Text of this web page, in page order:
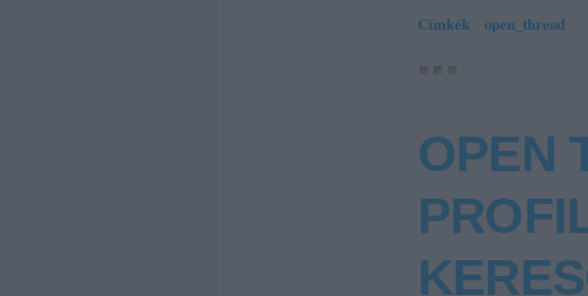
Címkék open_thread
OPEN